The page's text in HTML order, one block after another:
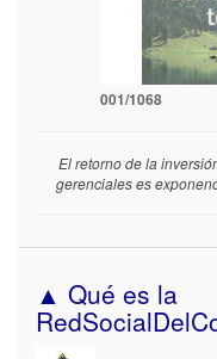
002/1068
El retorno de la
gerenciales es
▲ Qué es la